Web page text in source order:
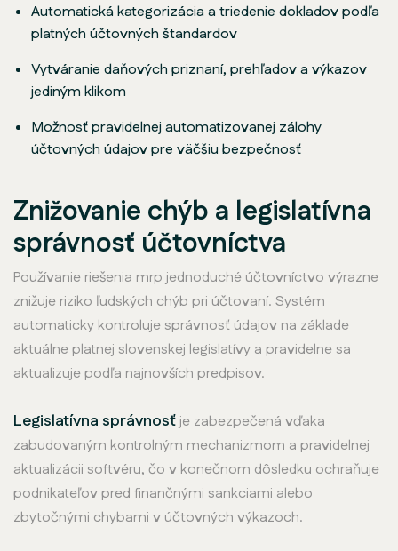
Automatická kategorizácia a triedenie dokladov podľa
platných účtovných štandardov
Vytváranie daňových priznaní, prehľadov a výkazov
jediným klikom
Možnosť pravidelnej automatizovanej zálohy
účtovných údajov pre väčšiu bezpečnosť
Znižovanie chýb a legislatívna
správnosť účtovníctva
Používanie riešenia mrp jednoduché účtovníctvo výrazne
znižuje riziko ľudských chýb pri účtovaní. Systém
automaticky kontroluje správnosť údajov na základe
aktuálne platnej slovenskej legislatívy a pravidelne sa
aktualizuje podľa najnovších predpisov.
Legislatívna správnosťje zabezpečená vďaka
zabudovaným kontrolným mechanizmom a pravidelnej
aktualizácii softvéru, čo v konečnom dôsledku ochraňuje
podnikateľov pred finančnými sankciami alebo
zbytočnými chybami v účtovných výkazoch.